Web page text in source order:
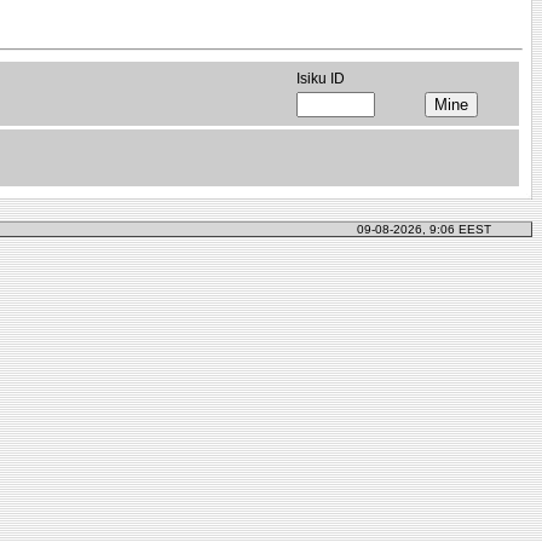
Isiku ID
09-08-2026, 9:06 EEST